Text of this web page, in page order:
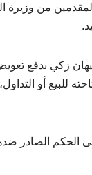
من وزيرة
أو
الصادر